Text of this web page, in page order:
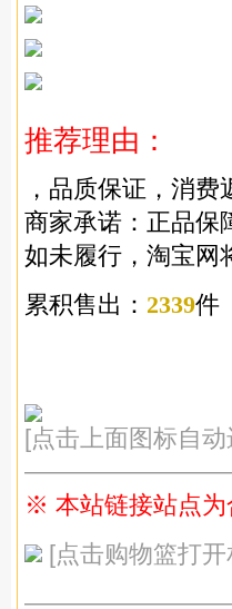
推荐理由：
，品质保证，消费
商家承诺：正品保
如未履行，淘宝网
累积售出： 2339件
[点击上面图标自
※ 本站链接站点为
[点击购物篮打